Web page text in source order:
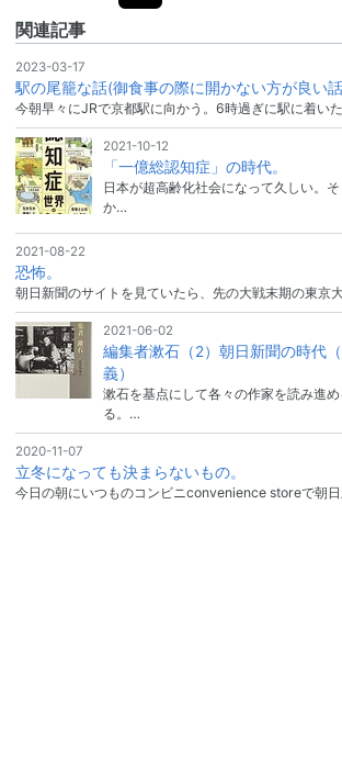
関連記事
2023-03-17
駅の尾籠な話(御食事の際に開かない方が良い話
今朝早々にJRで京都駅に向かう。6時過ぎに駅に着い
2021-10-12
「一億総認知症」の時代。
日本が超高齢化社会になって久しい。
か…
2021-08-22
恐怖。
朝日新聞のサイトを見ていたら、先の大戦末期の東京
2021-06-02
編集者漱石（2）朝日新聞の時代
義）
漱石を基点にして各々の作家を読み進
る。…
2020-11-07
立冬になっても決まらないもの。
今日の朝にいつものコンビニconvenience storeで朝